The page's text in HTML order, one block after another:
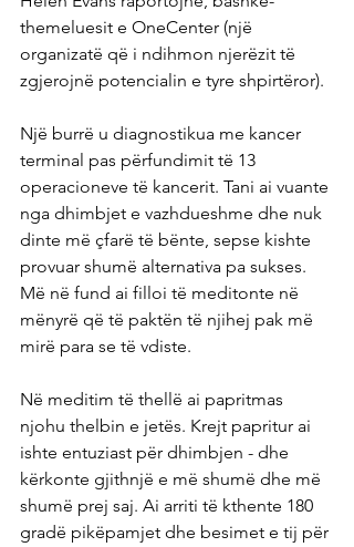
themeluesit e OneCenter (një
organizatë që i ndihmon njerëzit të
zgjerojnë potencialin e tyre shpirtëror).
Një burrë u diagnostikua me kancer
terminal pas përfundimit të 13
operacioneve të kancerit. Tani ai vuante
nga dhimbjet e vazhdueshme dhe nuk
dinte më çfarë të bënte, sepse kishte
provuar shumë alternativa pa sukses.
Më në fund ai filloi të meditonte në
mënyrë që të paktën të njihej pak më
mirë para se të vdiste.
Në meditim të thellë ai papritmas
njohu thelbin e jetës. Krejt papritur ai
ishte entuziast për dhimbjen - dhe
kërkonte gjithnjë e më shumë dhe më
shumë prej saj. Ai arriti të kthente 180
gradë pikëpamjet dhe besimet e tij për